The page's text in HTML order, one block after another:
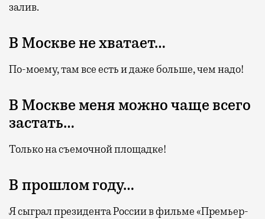
залив.
В Москве не хватает…
По-моему, там все есть и даже больше, чем надо!
В Москве меня можно чаще всего
застать…
Только на съемочной площадке!
В прошлом году…
Я сыграл президента России в фильме «Премьер-